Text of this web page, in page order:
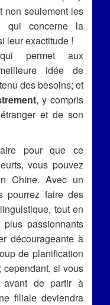
non seulement les
qui concerne la
leur exactitude !
permet aux
idée de
des besoins; et
, y compris
et de son
pour que ce
vous pouvez
Chine. Avec un
pourrez faire des
tout en
passionnants
décourageante à
de planification
si vous
de partir à
filiale deviendra